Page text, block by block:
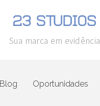
Sua marca em evidência
Blog Oportunidades